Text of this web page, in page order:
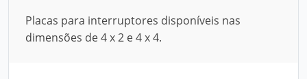
Placas para interruptores disponíveis nas
dimensões de 4 x 2 e 4 x 4.